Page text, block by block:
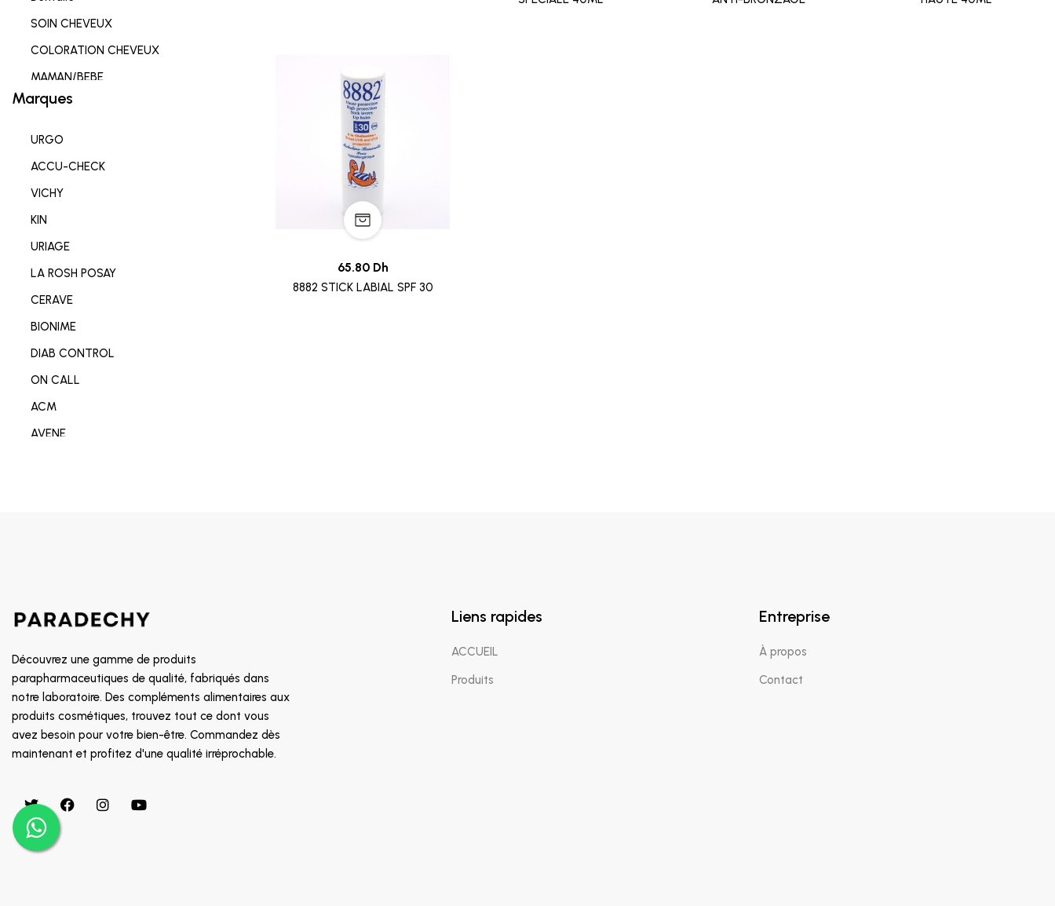
65.80 Dh
8882 STICK LABIAL SPF 30
SOIN CHEVEUX
COLORATION CHEVEUX
MAMAN/BEBE
Complements alimentaires
PROMOTION
Marques
URGO
ACCU-CHECK
VICHY
KIN
URIAGE
LA ROSH POSAY
CERAVE
BIONIME
DIAB CONTROL
ON CALL
ACM
AVENE
CETAPHIL
MGD
INDOKA
CHATEAU ROUGE
CHOLLEY
CICAFAST
CKS
Découvrez une gamme de produits
parapharmaceutiques de qualité, fabriqués dans
notre laboratoire. Des compléments alimentaires aux
produits cosmétiques, trouvez tout ce dont vous
avez besoin pour votre bien-être. Commandez dès
maintenant et profitez d'une qualité irréprochable.
Liens rapides
ACCUEIL
Produits
Entreprise
À propos
Contact